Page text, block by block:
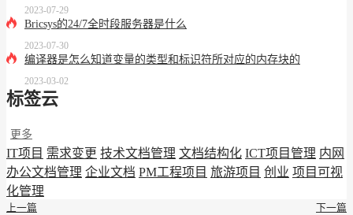
2023-07-29
Bricsys的24/7全时段服务器是什么
2023-07-30
编译器是怎么知道变量的类型和标识符所对应的内存块的
2023-03-02
标签云
更多
IT项目 需求变更 技术文档管理 文档结构化 ICT项目管理 内网
办公文档管理 企业文档 PM工程项目 旅游项目 创业 项目可视
化管理
上一篇 下一篇